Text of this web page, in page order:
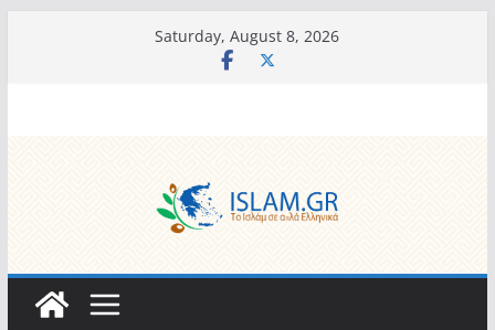
Saturday, August 8, 2026